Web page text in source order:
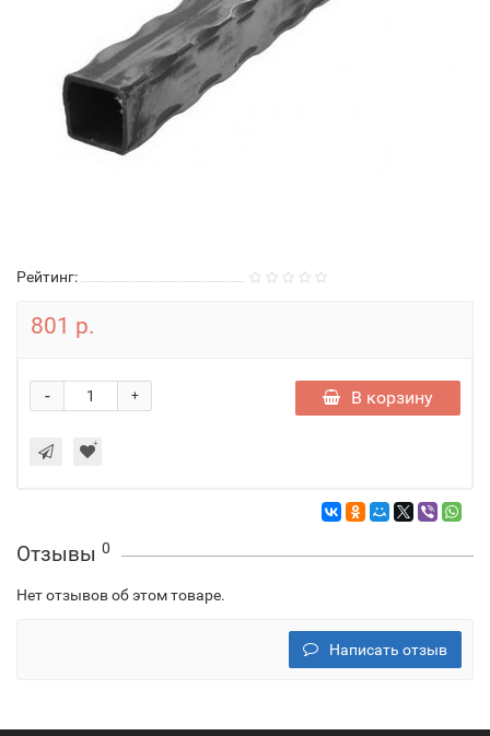
Рейтинг:
801 р.
+
- В корзину
Отзывы 0
Нет отзывов об этом товаре.
Написать отзыв